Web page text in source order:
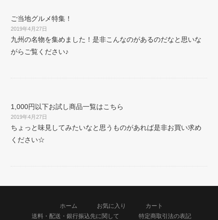
ご当地グルメ特集！
2019年4月27日
九州の名物を集めました！是非こんなのがあるのだなと思いな
がらご覧ください♪
1,000円以下お試し商品一覧はこちら
2019年4月27日
ちょっと味見してみたいなと思うものがあれば是非お買い求め
ください☆
ホーム お気に入り
カート
送料・配送・銀行振込先に関して
特定商取引法の表記